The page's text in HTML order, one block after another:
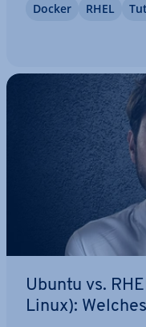
stal­lie­ren und den
Docker RHEL
Ubuntu vs.
Linux):